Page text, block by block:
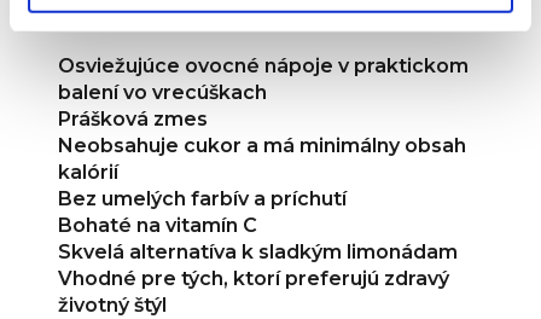
BENEFITY:
Osviežujúce ovocné nápoje v praktickom
balení vo vrecúškach
Prášková zmes
Neobsahuje cukor a má minimálny obsah
kalórií
Bez umelých farbív a príchutí
Bohaté na vitamín C
Skvelá alternatíva k sladkým limonádam
Vhodné pre tých, ktorí preferujú zdravý
životný štýl